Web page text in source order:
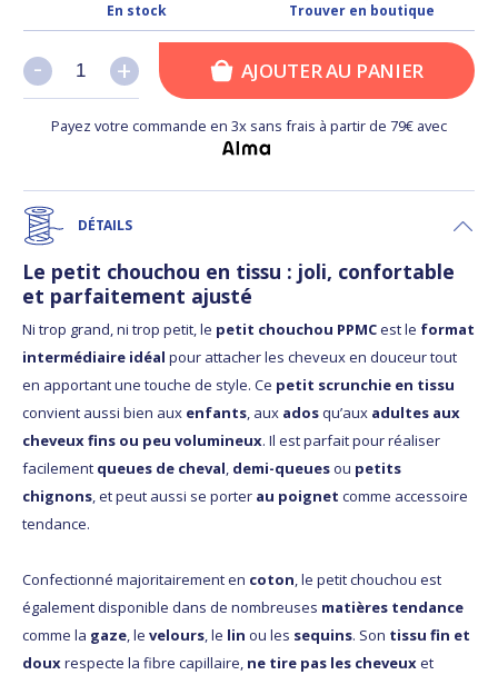
En stock Trouver en boutique
+
- +
- AJOUTER AU PANIER
Payez votre commande en 3x sans frais à partir de 79€ avec
DÉTAILS
Le petit chouchou en tissu : joli, confortable
et parfaitement ajusté
Ni trop grand, ni trop petit, le petit chouchou PPMCest le format
intermédiaire idéal pour attacher les cheveux en douceur tout
en apportant une touche de style. Ce petit scrunchie en tissu
convient aussi bien aux enfants, aux adosqu’aux adultes aux
cheveux fins ou peu volumineux. Il est parfait pour réaliser
facilement queues de cheval, demi-queuesou petits
chignons, et peut aussi se porter au poignet comme accessoire
tendance.
Confectionné majoritairement en coton, le petit chouchou est
également disponible dans de nombreuses matières tendance
comme la gaze, le velours, le lin ou les sequins. Son tissu fin et
douxrespecte la fibre capillaire, ne tire pas les cheveuxet